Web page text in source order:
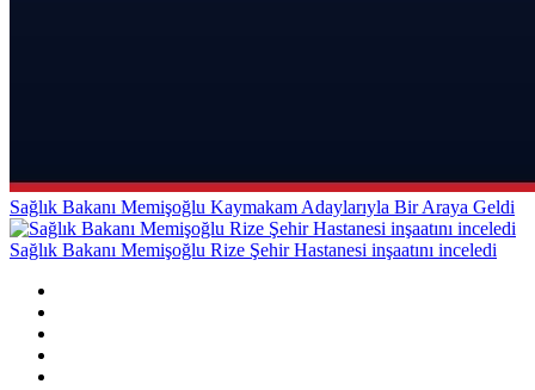
Sağlık Bakanı Memişoğlu Kaymakam Adaylarıyla Bir Araya Geldi
Sağlık Bakanı Memişoğlu Rize Şehir Hastanesi inşaatını inceledi